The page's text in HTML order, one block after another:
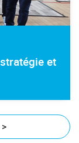
et
>